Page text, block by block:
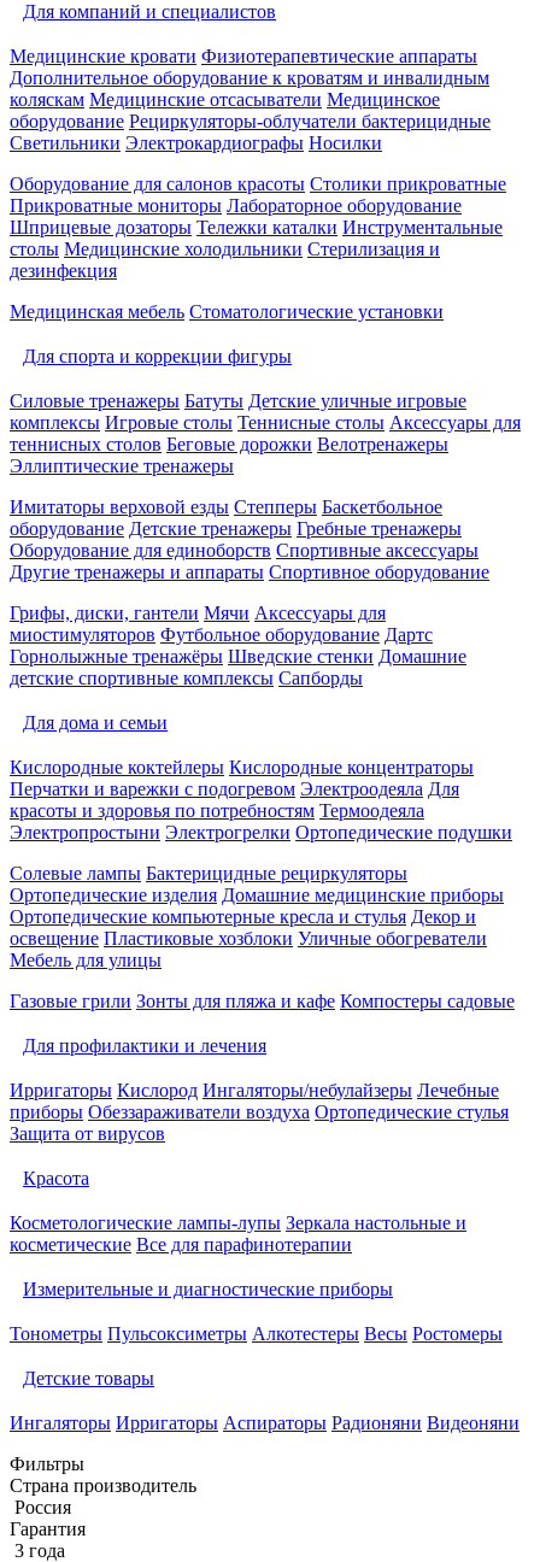
Для компаний и специалистов
Медицинские кровати Физиотерапевтические аппараты
Дополнительное оборудование к кроватям и инвалидным
коляскам Медицинские отсасыватели Медицинское
оборудование Рециркуляторы-облучатели бактерицидные
Светильники Электрокардиографы Носилки
Оборудование для салонов красоты Столики прикроватные
Прикроватные мониторы Лабораторное оборудование
Шприцевые дозаторы Тележки каталки Инструментальные
столы Медицинские холодильники Стерилизация и
дезинфекция
Медицинская мебель Стоматологические установки
Для спорта и коррекции фигуры
Силовые тренажеры Батуты Детские уличные игровые
комплексы Игровые столы Теннисные столы Аксессуары для
теннисных столов Беговые дорожки Велотренажеры
Эллиптические тренажеры
Имитаторы верховой езды Степперы Баскетбольное
оборудование Детские тренажеры Гребные тренажеры
Оборудование для единоборств Спортивные аксессуары
Другие тренажеры и аппараты Спортивное оборудование
Грифы, диски, гантели Мячи Аксессуары для
миостимуляторов Футбольное оборудование Дартс
Горнолыжные тренажёры Шведские стенки Домашние
детские спортивные комплексы Сапборды
Для дома и семьи
Кислородные коктейлеры Кислородные концентраторы
Перчатки и варежки с подогревом Электроодеяла Для
красоты и здоровья по потребностям Термоодеяла
Электропростыни Электрогрелки Ортопедические подушки
Солевые лампы Бактерицидные рециркуляторы
Ортопедические изделия Домашние медицинские приборы
Ортопедические компьютерные кресла и стулья Декор и
освещение Пластиковые хозблоки Уличные обогреватели
Мебель для улицы
Газовые грили Зонты для пляжа и кафе Компостеры садовые
Для профилактики и лечения
Ирригаторы Кислород Ингаляторы/небулайзеры Лечебные
приборы Обеззараживатели воздуха Ортопедические стулья
Защита от вирусов
Красота
Косметологические лампы-лупы Зеркала настольные и
косметические Все для парафинотерапии
Измерительные и диагностические приборы
Тонометры Пульсоксиметры Алкотестеры Весы Ростомеры
Детские товары
Ингаляторы Ирригаторы Аспираторы Радионяни Видеоняни
Фильтры
Страна производитель
Россия
Гарантия
3 года